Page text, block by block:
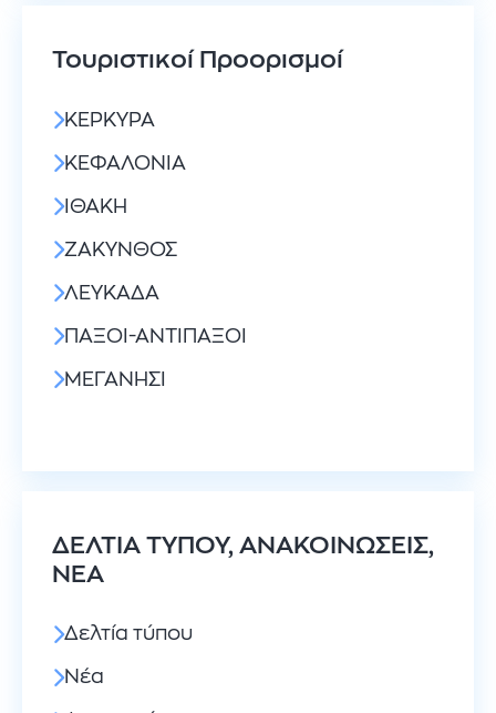
Τουριστικοί Προορισμοί
ΚΕΡΚΥΡΑ
ΚΕΦΑΛΟΝΙΑ
ΙΘΑΚΗ
ΖΑΚΥΝΘΟΣ
ΛΕΥΚΑΔΑ
ΠΑΞΟΙ-ΑΝΤΙΠΑΞΟI
ΜΕΓΑΝΗΣΙ
ΔΕΛΤΊΑ ΤΎΠΟΥ, ΑΝΑΚΟΙΝΏΣΕΙΣ,
ΝΈΑ
Δελτία τύπου
Νέα